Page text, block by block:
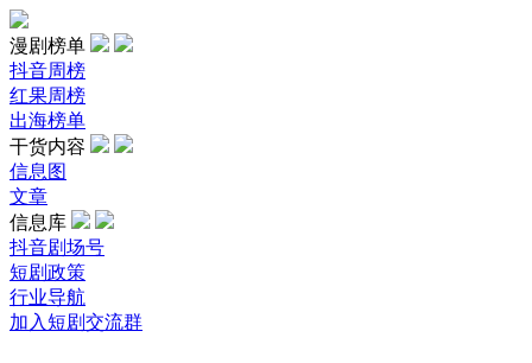
漫剧榜单
抖音周榜
红果周榜
出海榜单
干货内容
信息图
文章
信息库
抖音剧场号
短剧政策
行业导航
加入短剧交流群